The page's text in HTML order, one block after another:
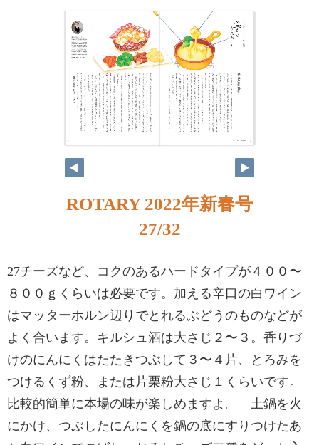
ROTARY 2022年新春号
27/32
27チーズなど、コクのあるハードタイプが４００〜
８００ｇくらいは必要です。加える辛口の白ワイン
はマッターホルン辺りでとれるぶどうのものなどが
よく合います。キルシュ酒は大さじ２〜３。香りづ
けのにんにくはたたきつぶして３〜４片、とろみを
つけるくず粉、または片栗粉大さじ１くらいです。
比較的簡単に本場の味が楽しめますよ。 土鍋を火
にかけ、つぶしたにんにくを鍋の底にすりつけたあ